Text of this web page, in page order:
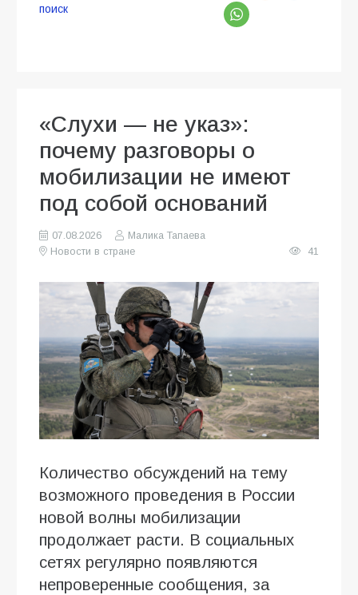
поиск
«Слухи — не указ»:
почему разговоры о
мобилизации не имеют
под собой оснований
07.08.2026
Малика Тапаева
Новости в стране
41
Количество обсуждений на тему
возможного проведения в России
новой волны мобилизации
продолжает расти. В социальных
сетях регулярно появляются
непроверенные сообщения, за